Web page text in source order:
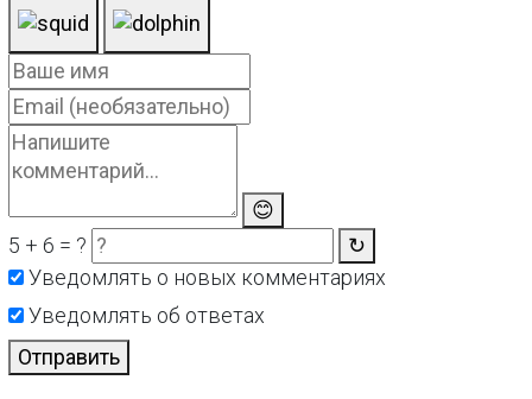
😊
5 + 6 = ?
↻
Уведомлять о новых комментариях
Уведомлять об ответах
Отправить